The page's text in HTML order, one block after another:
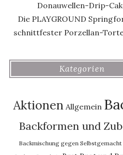
Donauwellen-Drip-
Die PLAYGROUND
schnittfester Porzellan-
Kategorien
Aktionen Allgemein
Backformen und
Backmischung gegen Selbstgemacht